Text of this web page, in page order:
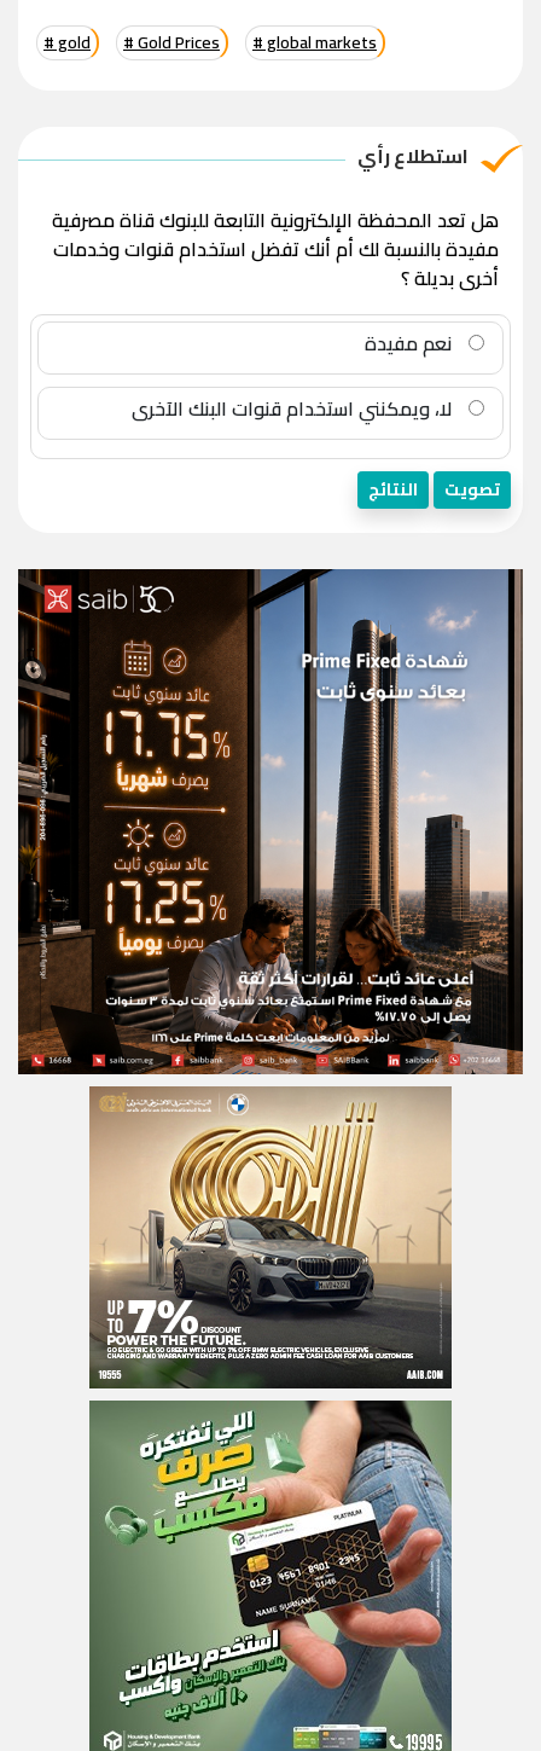
# gold # Gold Prices # global markets
استطلاع رأي
هل تعد المحفظة الإلكترونية التابعة للبنوك قناة مصرفية
مفيدة بالنسبة لك أم أنك تفضل استخدام قنوات وخدمات
أخرى بديلة ؟
نعم مفيدة
لا، ويمكنني استخدام قنوات البنك الآخرى
تصويت النتائج